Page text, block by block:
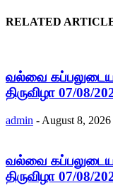
RELATED
வல்வை
திருவிழா 07/08/
admin - August 8, 2026
வல்வை
திருவிழா 07/08/